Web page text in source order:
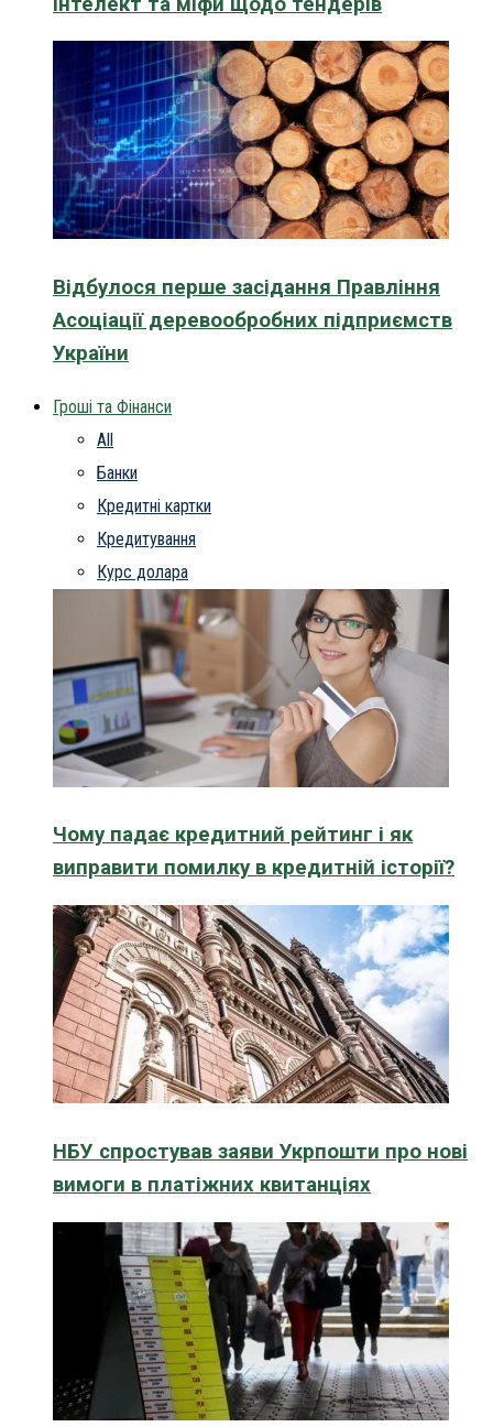
Відбулося перше засідання Правління
Асоціації деревообробних підприємств
України
Гроші та Фінанси
All
Банки
Кредитні картки
Кредитування
Курс долара
Чому падає кредитний рейтинг і як
виправити помилку в кредитній історії?
НБУ спростував заяви Укрпошти про нові
вимоги в платіжних квитанціях